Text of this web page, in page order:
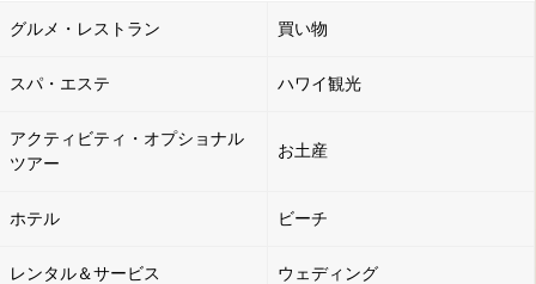
グルメ・レストラン 買い物
スパ・エステ ハワイ観光
アクティビティ・オプショナル
ツアー
お土産
ホテル ビーチ
レンタル＆サービス ウェディング